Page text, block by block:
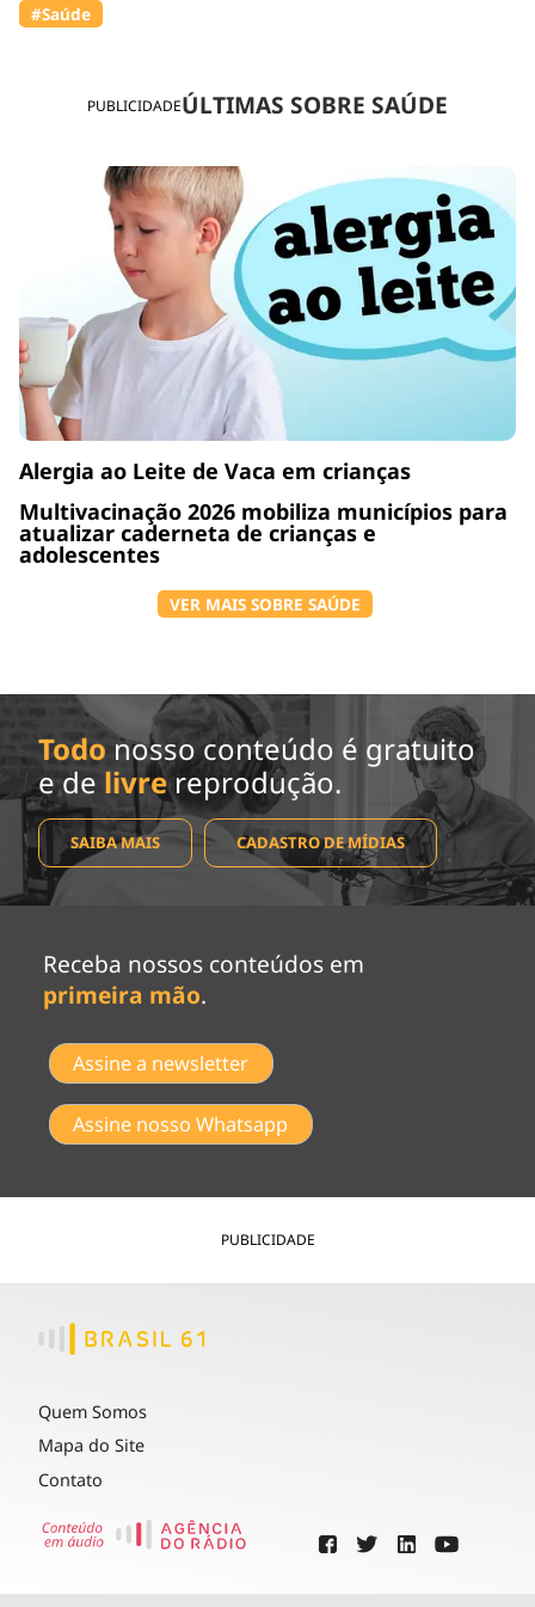
PUBLICIDADEÚLTIMAS SOBRE SAÚDE
Alergia ao Leite de Vaca em crianças
Multivacinação 2026 mobiliza municípios para
atualizar caderneta de crianças e
adolescentes
VER MAIS SOBRE SAÚDE
#Saúde
Todo nosso conteúdo é gratuito
e de livrereprodução.
SAIBA MAIS CADASTRO DE MÍDIAS
Receba nossos conteúdos em
primeira mão.
Assine a newsletter
Assine nosso Whatsapp
PUBLICIDADE
Quem Somos
Mapa do Site
Contato